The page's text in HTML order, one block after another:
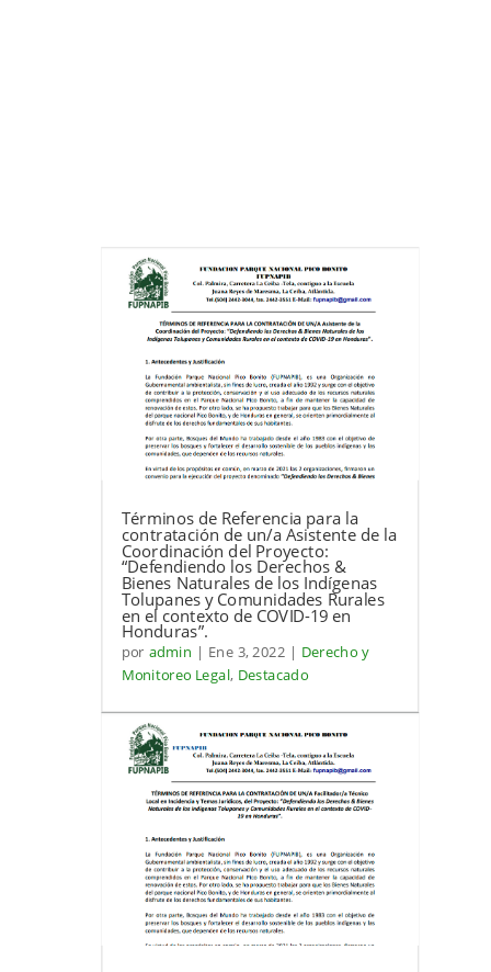
Términos de Referencia para la
contratación de un/a Asistente de la
Coordinación del Proyecto:
“Defendiendo los Derechos &
Bienes Naturales de los Indígenas
Tolupanes y Comunidades Rurales
en el contexto de COVID-19 en
Honduras”.
por admin | Ene 3, 2022| Derecho y
Monitoreo Legal, Destacado